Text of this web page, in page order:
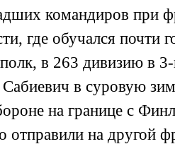
командиров при
где обучался почти
в 263 дивизию в
Сабиевич в суровую
на границе с
отправили на другой